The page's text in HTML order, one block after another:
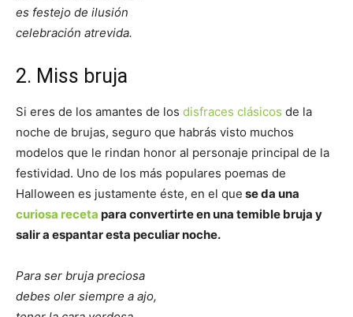
es festejo de ilusión
celebración atrevida.
2. Miss bruja
Si eres de los amantes de los disfraces clásicos de la
noche de brujas, seguro que habrás visto muchos
modelos que le rindan honor al personaje principal de la
festividad. Uno de los más populares poemas de
Halloween es justamente éste, en el que se da una
curiosa receta para convertirte en una temible bruja y
salir a espantar esta peculiar noche.
Para ser bruja preciosa
debes oler siempre a ajo,